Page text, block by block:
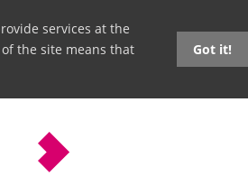
services at the
the site means that
Got it!